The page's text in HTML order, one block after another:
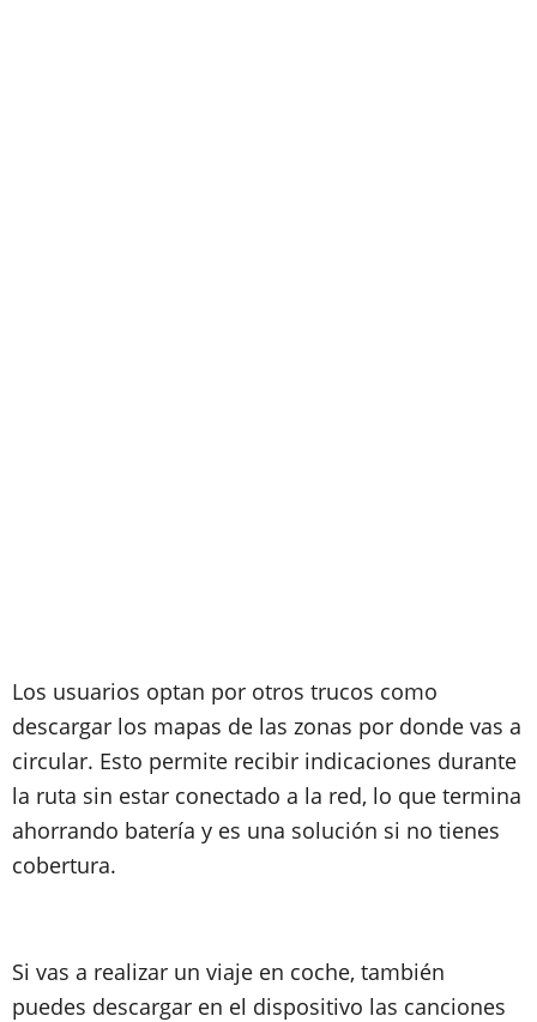
Los usuarios optan por otros trucos como
descargar los mapas de las zonas por donde vas a
circular. Esto permite recibir indicaciones durante
la ruta sin estar conectado a la red, lo que termina
ahorrando batería y es una solución si no tienes
cobertura.
Si vas a realizar un viaje en coche, también
puedes descargar en el dispositivo las canciones